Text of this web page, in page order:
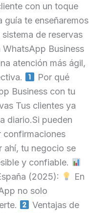
con un toque
guía te enseñaremos
de reservas
Business
atención más ágil,
Por qué
Business con tu
Tus clientes ya
diario.Si pueden
confirmaciones
ahí, tu negocio se
y confiable.
(2025):
En
no solo
Ventajas de